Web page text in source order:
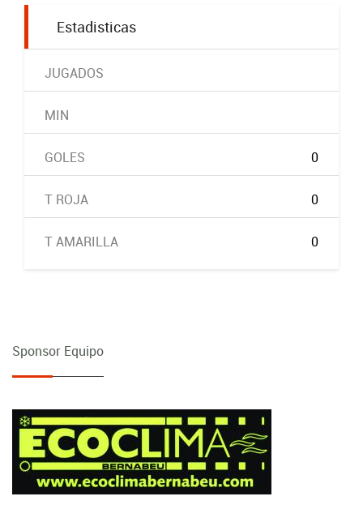
Estadisticas
JUGADOS
MIN
GOLES 0
T ROJA 0
T AMARILLA 0
Sponsor Equipo